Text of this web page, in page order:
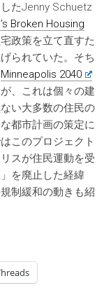
たJenny Schuetz
Broken Housing
政策を立て直すた
られていた。そち
Minneapolis 2040
、これは個々の建
い大多数の住民の
都市計画の策定に
このプロジェクト
スが住民運動を受
を廃止した経緯
制緩和の動きも紹